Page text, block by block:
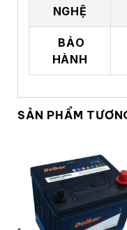
NGHỆ
BẢO
HÀNH
SẢN PHẨM